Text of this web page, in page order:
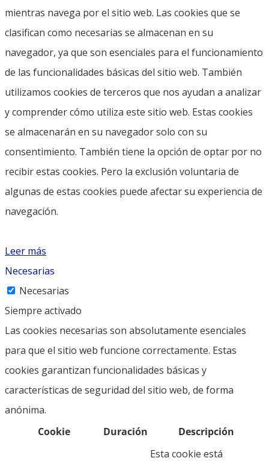
mientras navega por el sitio web. Las cookies que se
clasifican como necesarias se almacenan en su
navegador, ya que son esenciales para el funcionamiento
de las funcionalidades básicas del sitio web. También
utilizamos cookies de terceros que nos ayudan a analizar
y comprender cómo utiliza este sitio web. Estas cookies
se almacenarán en su navegador solo con su
consentimiento. También tiene la opción de optar por no
recibir estas cookies. Pero la exclusión voluntaria de
algunas de estas cookies puede afectar su experiencia de
navegación.
Leer más
Necesarias
Necesarias
Siempre activado
Las cookies necesarias son absolutamente esenciales
para que el sitio web funcione correctamente. Estas
cookies garantizan funcionalidades básicas y
características de seguridad del sitio web, de forma
anónima.
Cookie
Duración Descripción
Esta cookie está